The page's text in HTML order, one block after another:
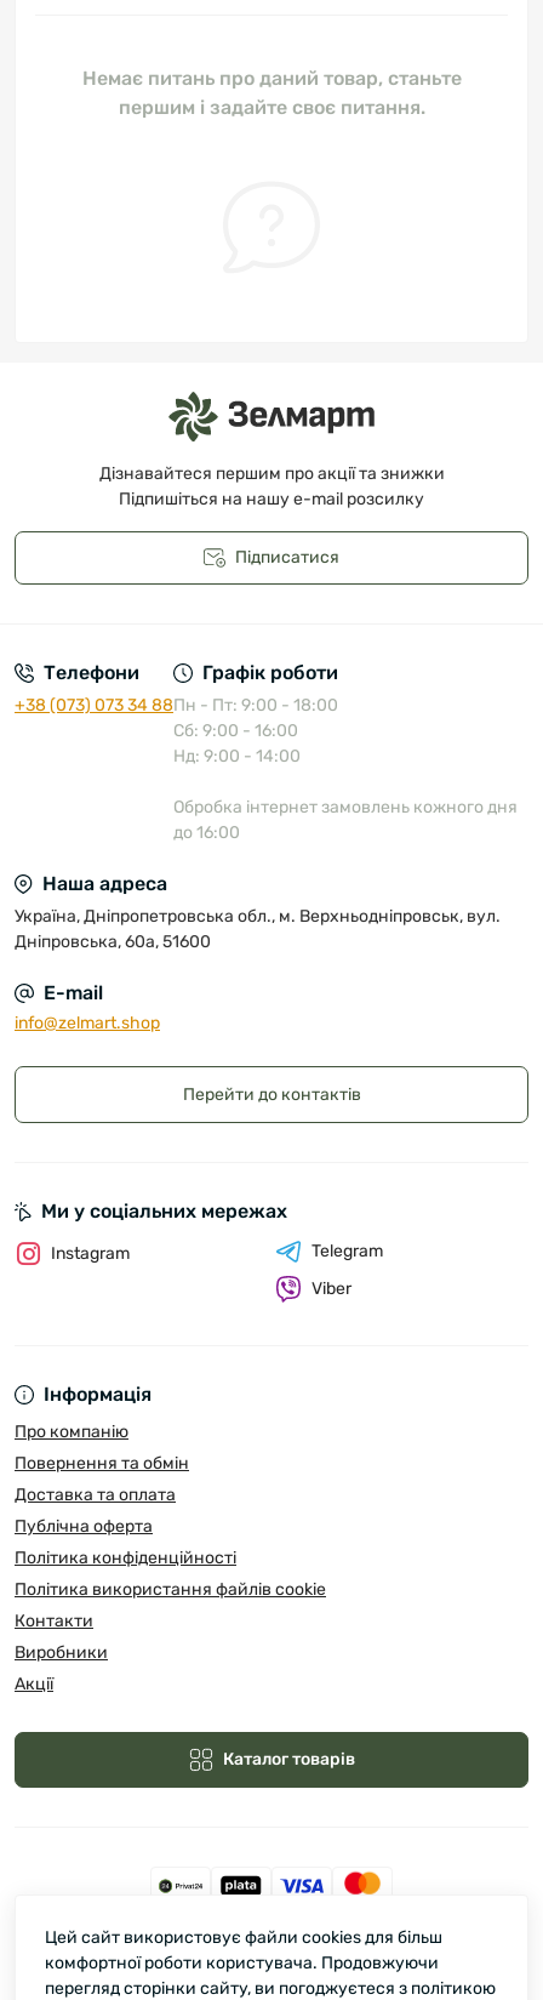
Немає питань про даний товар, станьте
першим і задайте своє питання.
Дізнавайтеся першим про акції та знижки
Підпишіться на нашу e-mail розсилку
Підписатися
Телефони
+38 (073) 073 34 88
Графік роботи
Пн - Пт: 9:00 - 18:00
Сб: 9:00 - 16:00
Нд: 9:00 - 14:00
Обробка інтернет замовлень кожного дня
до 16:00
Наша адреса
Україна, Дніпропетровська обл., м. Верхньодніпровськ, вул.
Дніпровська, 60а, 51600
E-mail
info@zelmart.shop
Перейти до контактів
Інформація
Про компанію
Повернення та обмін
Доставка та оплата
Публічна оферта
Політика конфіденційності
Політика використання файлів cookie
Контакти
Виробники
Акції
Каталог товарів
Ми у соціальних мережах
Instagram
Telegram
Viber
Зелмарт © 2026
Цей сайт використовує файли cookies для більш
комфортної роботи користувача. Продовжуючи
перегляд сторінки сайту, ви погоджуєтеся з політикою